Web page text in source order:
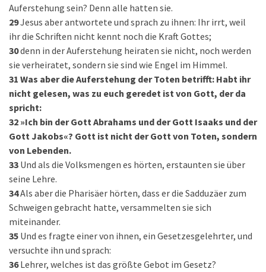
Auferstehung sein? Denn alle hatten sie.
29Jesus aber antwortete und sprach zu ihnen: Ihr irrt, weil
ihr die Schriften nicht kennt noch die Kraft Gottes;
30denn in der Auferstehung heiraten sie nicht, noch werden
sie verheiratet, sondern sie sind wie Engel im Himmel.
31 Was aber die Auferstehung der Toten betrifft: Habt ihr
nicht gelesen, was zu euch geredet ist von Gott, der da
spricht:
32 »Ich bin der Gott Abrahams und der Gott Isaaks und der
Gott Jakobs«? Gott ist nicht der Gott von Toten, sondern
von Lebenden.
33 Und als die Volksmengen es hörten, erstaunten sie über
seine Lehre.
34Als aber die Pharisäer hörten, dass er die Sadduzäer zum
Schweigen gebracht hatte, versammelten sie sich
miteinander.
35 Und es fragte einer von ihnen, ein Gesetzesgelehrter, und
versuchte ihn und sprach:
36 Lehrer, welches ist das größte Gebot im Gesetz?